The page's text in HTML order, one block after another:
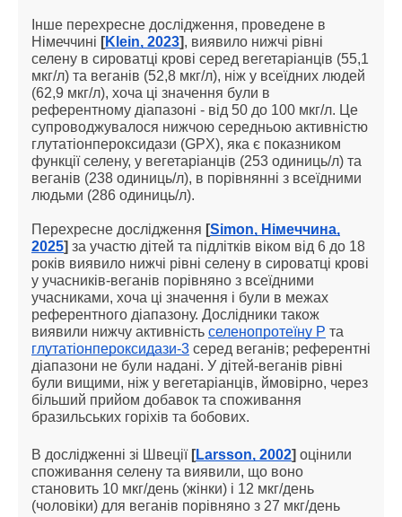
Інше перехресне дослідження, проведене в
Німеччині [Klein, 2023], виявило нижчі рівні
селену в сироватці крові серед вегетаріанців (55,1
мкг/л) та веганів (52,8 мкг/л), ніж у всеїдних людей
(62,9 мкг/л), хоча ці значення були в
референтному діапазоні - від 50 до 100 мкг/л. Це
супроводжувалося нижчою середньою активністю
глутатіонпероксидази (GPX), яка є показником
функції селену, у вегетаріанців (253 одиниць/л) та
веганів (238 одиниць/л), в порівнянні з всеїдними
людьми (286 одиниць/л).
Перехресне дослідження [Simon, Німеччина,
2025] за участю дітей та підлітків віком від 6 до 18
років виявило нижчі рівні селену в сироватці крові
у учасників-веганів порівняно з всеїдними
учасниками, хоча ці значення і були в межах
референтного діапазону. Дослідники також
виявили нижчу активність селенопротеїну P та
глутатіонпероксидази-3 серед веганів; референтні
діапазони не були надані. У дітей-веганів рівні
були вищими, ніж у вегетаріанців, ймовірно, через
більший прийом добавок та споживання
бразильських горіхів та бобових.
В дослідженні зі Швеції [Larsson, 2002] оцінили
споживання селену та виявили, що воно
становить 10 мкг/день (жінки) і 12 мкг/день
(чоловіки) для веганів порівняно з 27 мкг/день